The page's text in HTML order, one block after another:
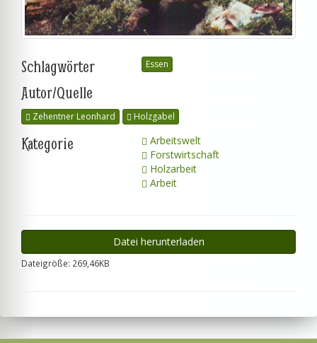
Schlagwörter Essen
Autor/Quelle
Zehentner Leonhard Holzgabel
Kategorie
Arbeitswelt
Forstwirtschaft
Holzarbeit
Arbeit
Datei herunterladen
Dateigröße: 269,46KB